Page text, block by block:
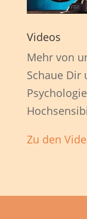
Videos
Mehr von
Schaue Dir
Zu den